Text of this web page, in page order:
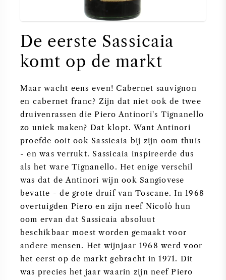
De eerste Sassicaia
komt op de markt
Maar wacht eens even! Cabernet sauvignon
en cabernet franc? Zijn dat niet ook de twee
druivenrassen die Piero Antinori's Tignanello
zo uniek maken? Dat klopt. Want Antinori
proefde ooit ook Sassicaia bij zijn oom thuis
- en was verrukt. Sassicaia inspireerde dus
als het ware Tignanello. Het enige verschil
was dat de Antinori wijn ook Sangiovese
bevatte - de grote druif van Toscane. In 1968
overtuigden Piero en zijn neef Nicolò hun
oom ervan dat Sassicaia absoluut
beschikbaar moest worden gemaakt voor
andere mensen. Het wijnjaar 1968 werd voor
het eerst op de markt gebracht in 1971. Dit
was precies het jaar waarin zijn neef Piero